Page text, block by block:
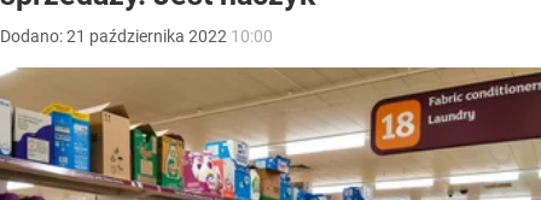
Dodano:21 października 2022 10:00